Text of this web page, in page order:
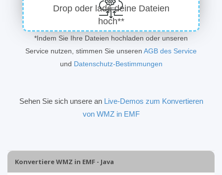
Drop oder lade deine Dateien
hoch**
*Indem Sie Ihre Dateien hochladen oder unseren
Service nutzen, stimmen Sie unseren AGB des Service
und Datenschutz-Bestimmungen
Sehen Sie sich unsere an Live-Demos zum Konvertieren
von WMZ in EMF
Konvertiere WMZ in EMF - Java